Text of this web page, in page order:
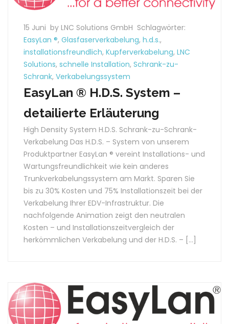
15 Juni by LNC Solutions GmbH Schlagwörter:
EasyLan ®, Glasfaserverkabelung, h.d.s.,
installationsfreundlich, Kupferverkabelung, LNC
Solutions, schnelle Installation, Schrank-zu-
Schrank, Verkabelungssystem
EasyLan ® H.D.S. System –
detailierte Erläuterung
High Density System H.D.S. Schrank-zu-Schrank-
Verkabelung Das H.D.S. – System von unserem
Produktpartner EasyLan ® vereint Installations- und
Wartungsfreundlichkeit wie kein anderes
Trunkverkabelungssystem am Markt. Sparen Sie
bis zu 30% Kosten und 75% Installationszeit bei der
Verkabelung Ihrer EDV-Infrastruktur. Die
nachfolgende Animation zeigt den neutralen
Kosten – und Installationszeitvergleich der
herkömmlichen Verkabelung und der H.D.S. – […]